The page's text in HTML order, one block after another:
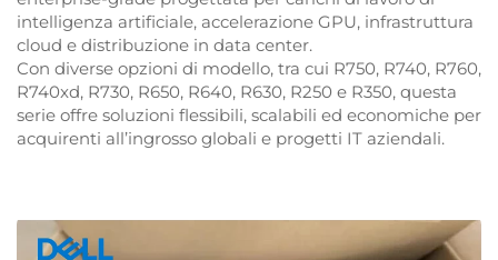
intelligenza artificiale, accelerazione GPU, infrastruttura
cloud e distribuzione in data center.
Con diverse opzioni di modello, tra cui R750, R740, R760,
R740xd, R730, R650, R640, R630, R250 e R350, questa
serie offre soluzioni flessibili, scalabili ed economiche per
acquirenti all’ingrosso globali e progetti IT aziendali.